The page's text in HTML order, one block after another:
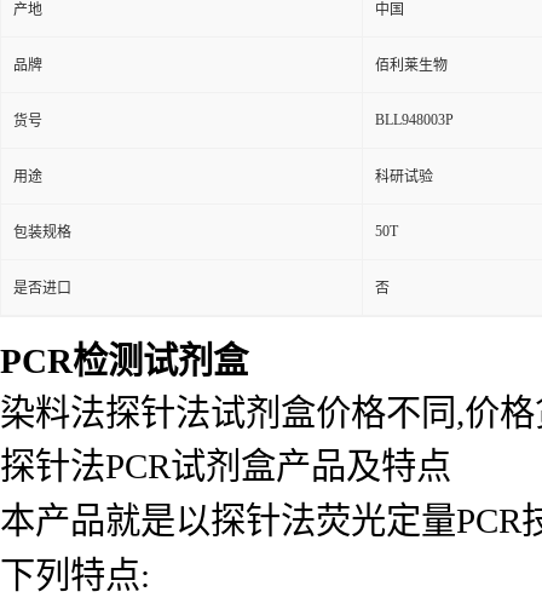
产地 中国
品牌 佰利莱生物
货号 BLL948003P
用途 科研试验
包装规格 50T
是否进口 否
PCR检测试剂盒
染料法探针法试剂盒价格不同,价
探针法PCR试剂盒产品及特点
本产品就是以探针法荧光定量
下列特点: